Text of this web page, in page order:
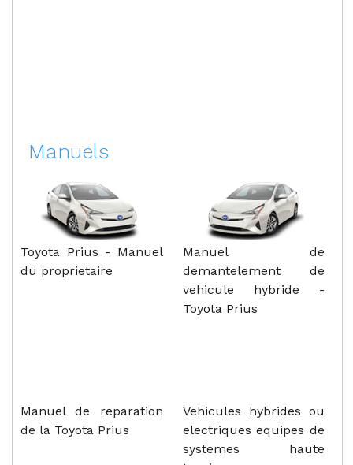
Manuels
Toyota Prius - Manuel
du proprietaire
Manuel de
demantelement de
vehicule hybride -
Toyota Prius
Manuel de reparation
de la Toyota Prius
Vehicules hybrides ou
electriques equipes de
systemes haute